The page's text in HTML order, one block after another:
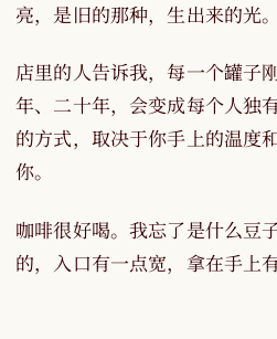
亮，是旧的那种，生出来的光。
店里的人告诉我，每一个罐子
年、二十年，会变成每个人独
的方式，取决于你手上的温度
你。
咖啡很好喝。我忘了是什么豆
的，入口有一点宽，拿在手上